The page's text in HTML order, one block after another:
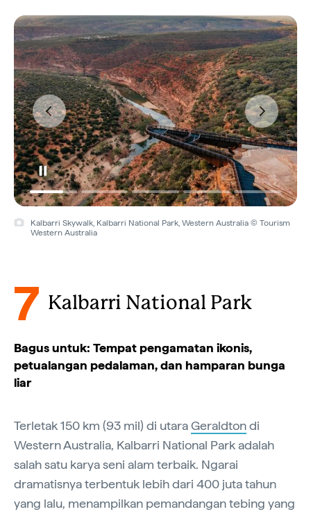
Kalbarri Skywalk, Kalbarri National Park, Western Australia © Tourism
Western Australia
7 Kalbarri National Park
Bagus untuk: Tempat pengamatan ikonis,
petualangan pedalaman, dan hamparan bunga
liar
Terletak 150 km (93 mil) di utaraGeraldtondi
Western Australia, Kalbarri National Park adalah
salah satu karya seni alam terbaik. Ngarai
dramatisnya terbentuk lebih dari 400 juta tahun
yang lalu, menampilkan pemandangan tebing yang